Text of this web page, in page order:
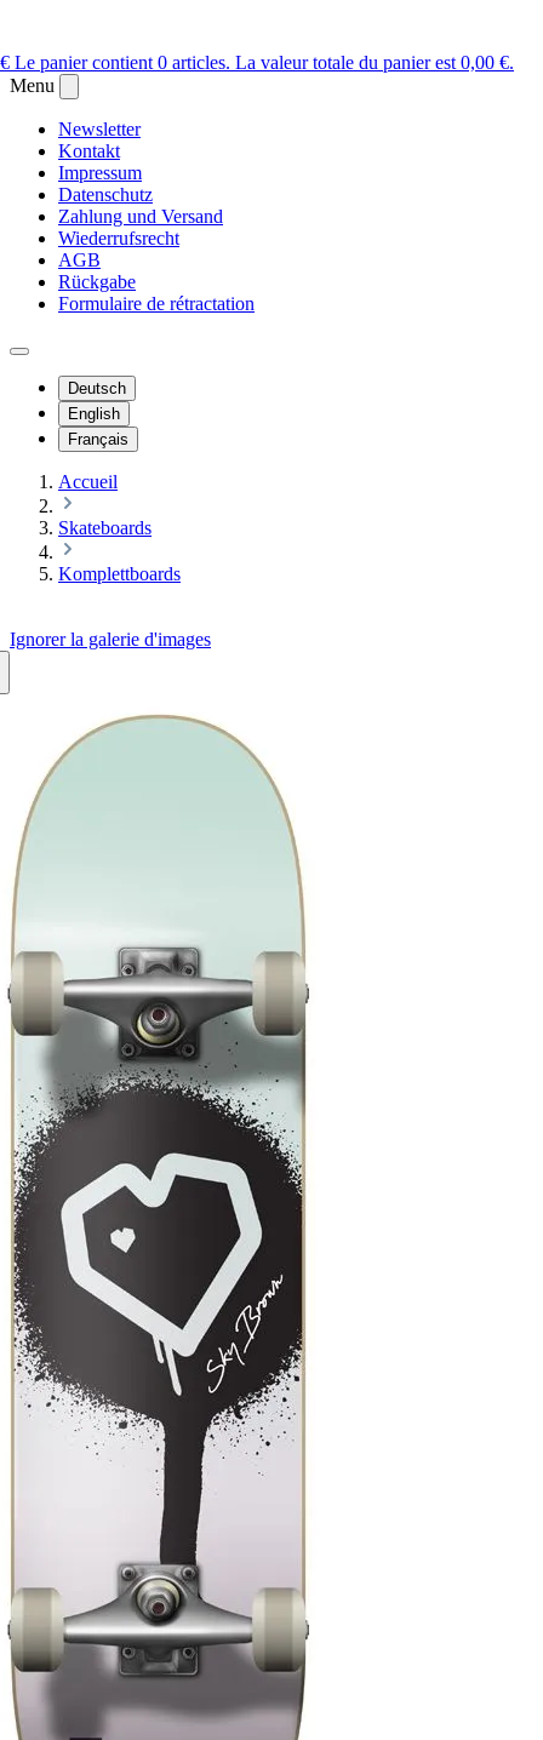
Le panier contient 0 articles. La valeur totale du panier est 0,00 €.
Menu
Newsletter
Kontakt
Impressum
Datenschutz
Zahlung und Versand
Wiederrufsrecht
AGB
Rückgabe
Formulaire de rétractation
Deutsch
English
Français
Accueil
Skateboards
Komplettboards
Ignorer la galerie d'images